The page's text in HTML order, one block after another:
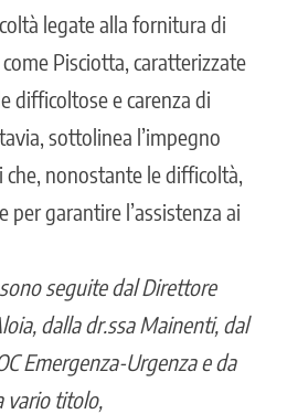
legate alla fornitura di
Pisciotta, caratterizzate
difficoltose e carenza di
sottolinea l’impegno
nonostante le difficoltà,
per garantire l’assistenza ai
seguite dal Direttore
dalla dr.ssa Mainenti, dal
Emergenza-Urgenza e da
vario titolo,